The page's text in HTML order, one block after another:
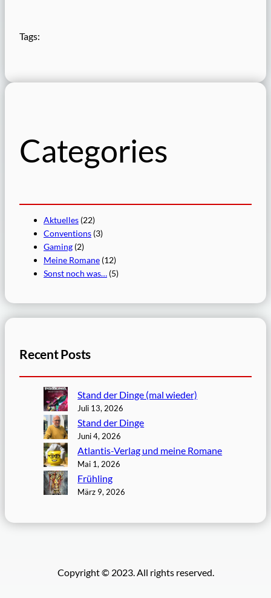
Tags:
Categories
Aktuelles (22)
Conventions (3)
Gaming (2)
Meine Romane (12)
Sonst noch was… (5)
Recent Posts
Stand der Dinge (mal wieder)
Juli 13, 2026
Stand der Dinge
Juni 4, 2026
Atlantis-Verlag und meine Romane
Mai 1, 2026
Frühling
März 9, 2026
Copyright © 2023. All rights reserved.